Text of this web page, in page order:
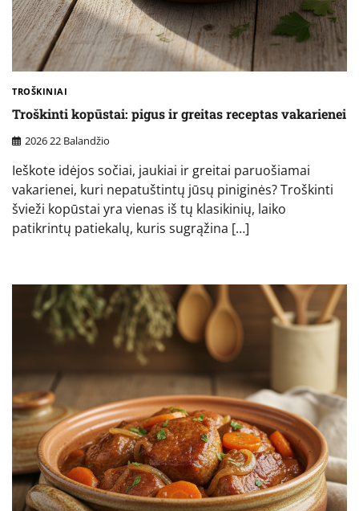
TROŠKINIAI
Troškinti kopūstai: pigus ir greitas receptas vakarienei
2026 22 Balandžio
Ieškote idėjos sočiai, jaukiai ir greitai paruošiamai
vakarienei, kuri nepatuštintų jūsų piniginės? Troškinti
švieži kopūstai yra vienas iš tų klasikinių, laiko
patikrintų patiekalų, kuris sugrąžina […]